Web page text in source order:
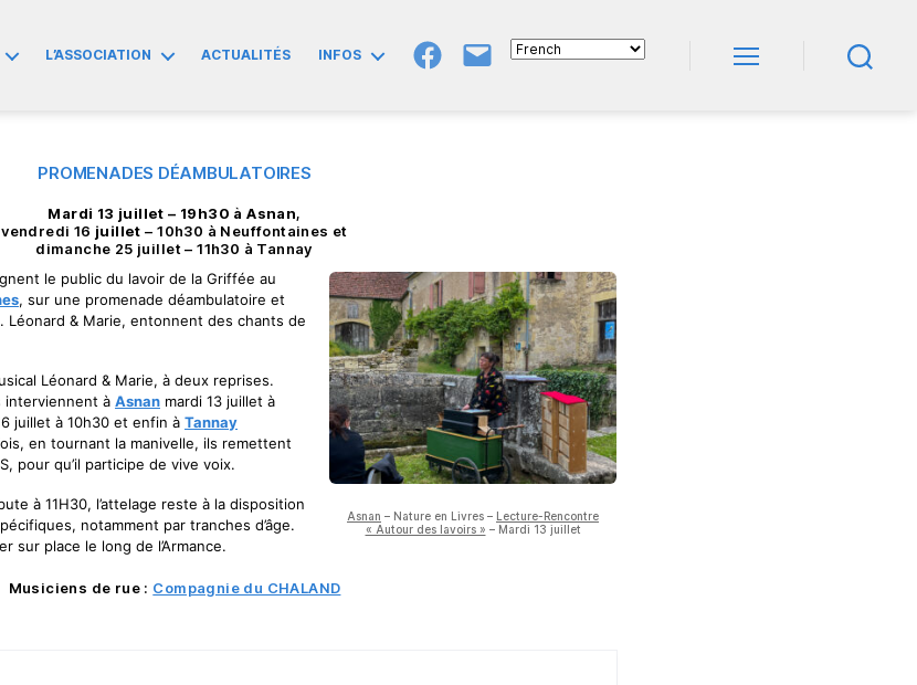
L’ASSOCIATION ACTUALITÉS INFOS
GroupeE-
PROMENADES DÉAMBULATOIRES
Mardi 13 juillet – 19h30 à Asnan,
vendredi 16 juillet– 10h30 à Neuffontaines et
dimanche 25 juillet – 11h30 à Tannay
Asnan – Nature en Livres – Lecture-Rencontre
« Autour des lavoirs » – Mardi 13 juillet
le public du lavoir de la Griffée au
, sur une promenade déambulatoire et
Léonard & Marie, entonnent des chants de
Léonard & Marie, à deux reprises.
interviennent à Asnan mardi 13 juillet à
juillet à 10h30 et enfin à Tannay
en tournant la manivelle, ils remettent
pour qu’il participe de vive voix.
à 11H30, l’attelage reste à la disposition
notamment par tranches d’âge.
sur place le long de l’Armance.
Musiciens de rue : Compagnie du CHALAND